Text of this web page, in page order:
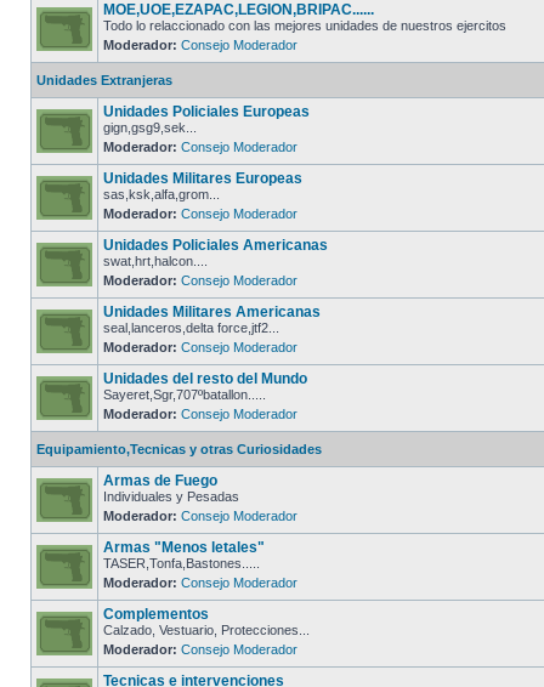
MOE,UOE,EZAPAC,LEGION,BRIPAC......
Todo lo relaccionado con las mejores unidades de nuestros ejercitos
Moderador: Consejo Moderador
Unidades Extranjeras
Unidades Policiales Europeas
gign,gsg9,sek...
Moderador: Consejo Moderador
Unidades Militares Europeas
sas,ksk,alfa,grom...
Moderador: Consejo Moderador
Unidades Policiales Americanas
swat,hrt,halcon....
Moderador: Consejo Moderador
Unidades Militares Americanas
seal,lanceros,delta force,jtf2...
Moderador: Consejo Moderador
Unidades del resto del Mundo
Sayeret,Sgr,707ºbatallon.....
Moderador: Consejo Moderador
Equipamiento,Tecnicas y otras Curiosidades
Armas de Fuego
Individuales y Pesadas
Moderador: Consejo Moderador
Armas "Menos letales"
TASER,Tonfa,Bastones.....
Moderador: Consejo Moderador
Complementos
Calzado, Vestuario, Protecciones...
Moderador: Consejo Moderador
Tecnicas e intervenciones